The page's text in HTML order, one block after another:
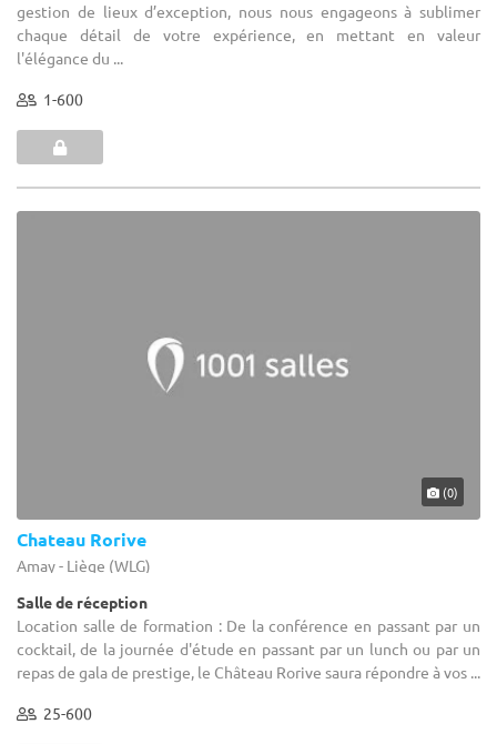
gestion de lieux d’exception, nous nous engageons à sublimer
chaque détail de votre expérience, en mettant en valeur
l'élégance du ...
1-600
(0)
Chateau Rorive
Amay - Liège (WLG)
Salle de réception
Location salle de formation : De la conférence en passant par un
cocktail, de la journée d'étude en passant par un lunch ou par un
repas de gala de prestige, le Château Rorive saura répondre à vos ...
25-600